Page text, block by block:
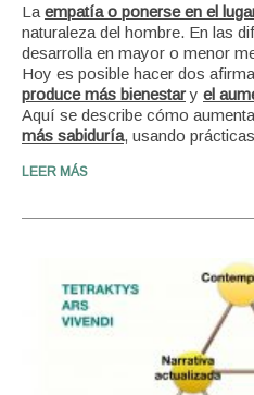
La empatía o ponerse en el
naturaleza del hombre. En las
desarrolla en mayor o menor
Hoy es posible hacer dos
produce más bienestary el
Aquí se describe cómo
más sabiduría, usando
LEER MÁS